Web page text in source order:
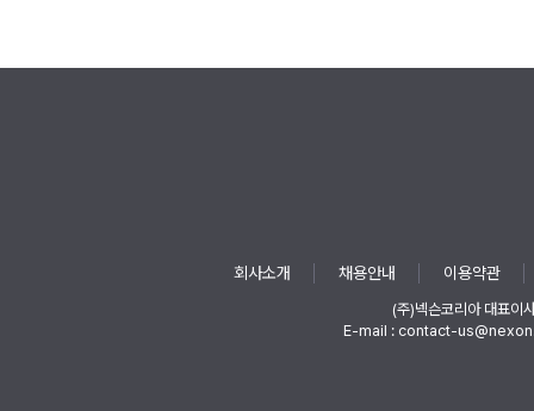
회사소개 채용안내 이용약관
(주)넥슨코리아 대표이
E-mail : contact-